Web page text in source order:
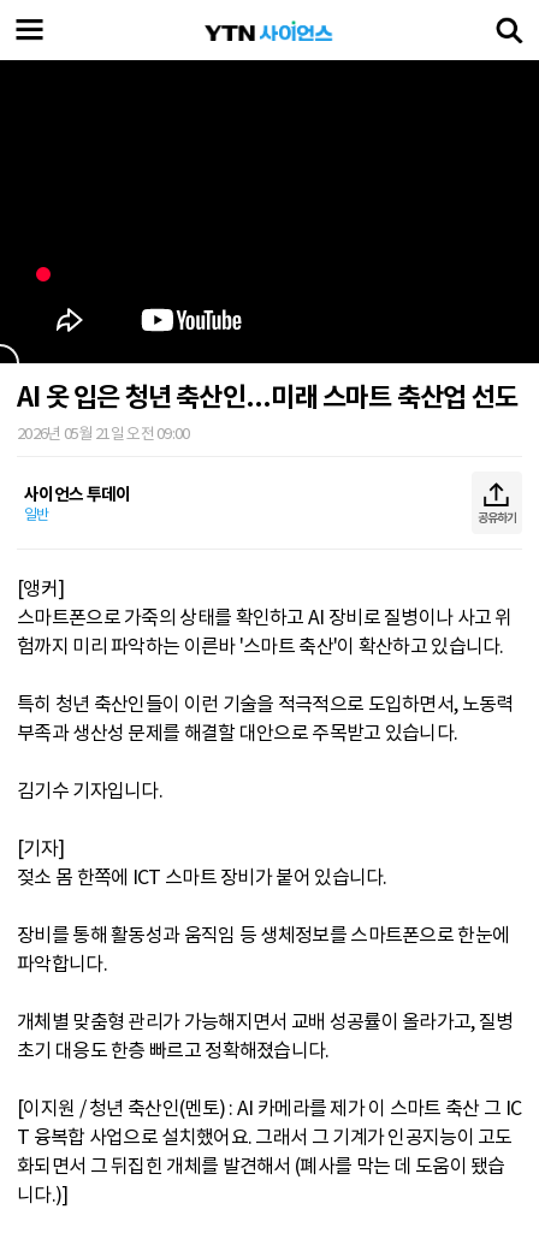
AI 옷 입은 청년 축산인...미래 스마트 축산업 선도
2026년 05월 21일 오전 09:00
사이언스 투데이
일반 공유하기
[앵커]
스마트폰으로 가죽의 상태를 확인하고 AI 장비로 질병이나 사고 위
험까지 미리 파악하는 이른바 '스마트 축산'이 확산하고 있습니다.
특히 청년 축산인들이 이런 기술을 적극적으로 도입하면서, 노동력
부족과 생산성 문제를 해결할 대안으로 주목받고 있습니다.
김기수 기자입니다.
[기자]
젖소 몸 한쪽에 ICT 스마트 장비가 붙어 있습니다.
장비를 통해 활동성과 움직임 등 생체정보를 스마트폰으로 한눈에
파악합니다.
개체별 맞춤형 관리가 가능해지면서 교배 성공률이 올라가고, 질병
초기 대응도 한층 빠르고 정확해졌습니다.
[이지원 / 청년 축산인(멘토) : AI 카메라를 제가 이 스마트 축산 그 IC
T 융복합 사업으로 설치했어요. 그래서 그 기계가 인공지능이 고도
화되면서 그 뒤집힌 개체를 발견해서 (폐사를 막는 데 도움이 됐습
니다.)]